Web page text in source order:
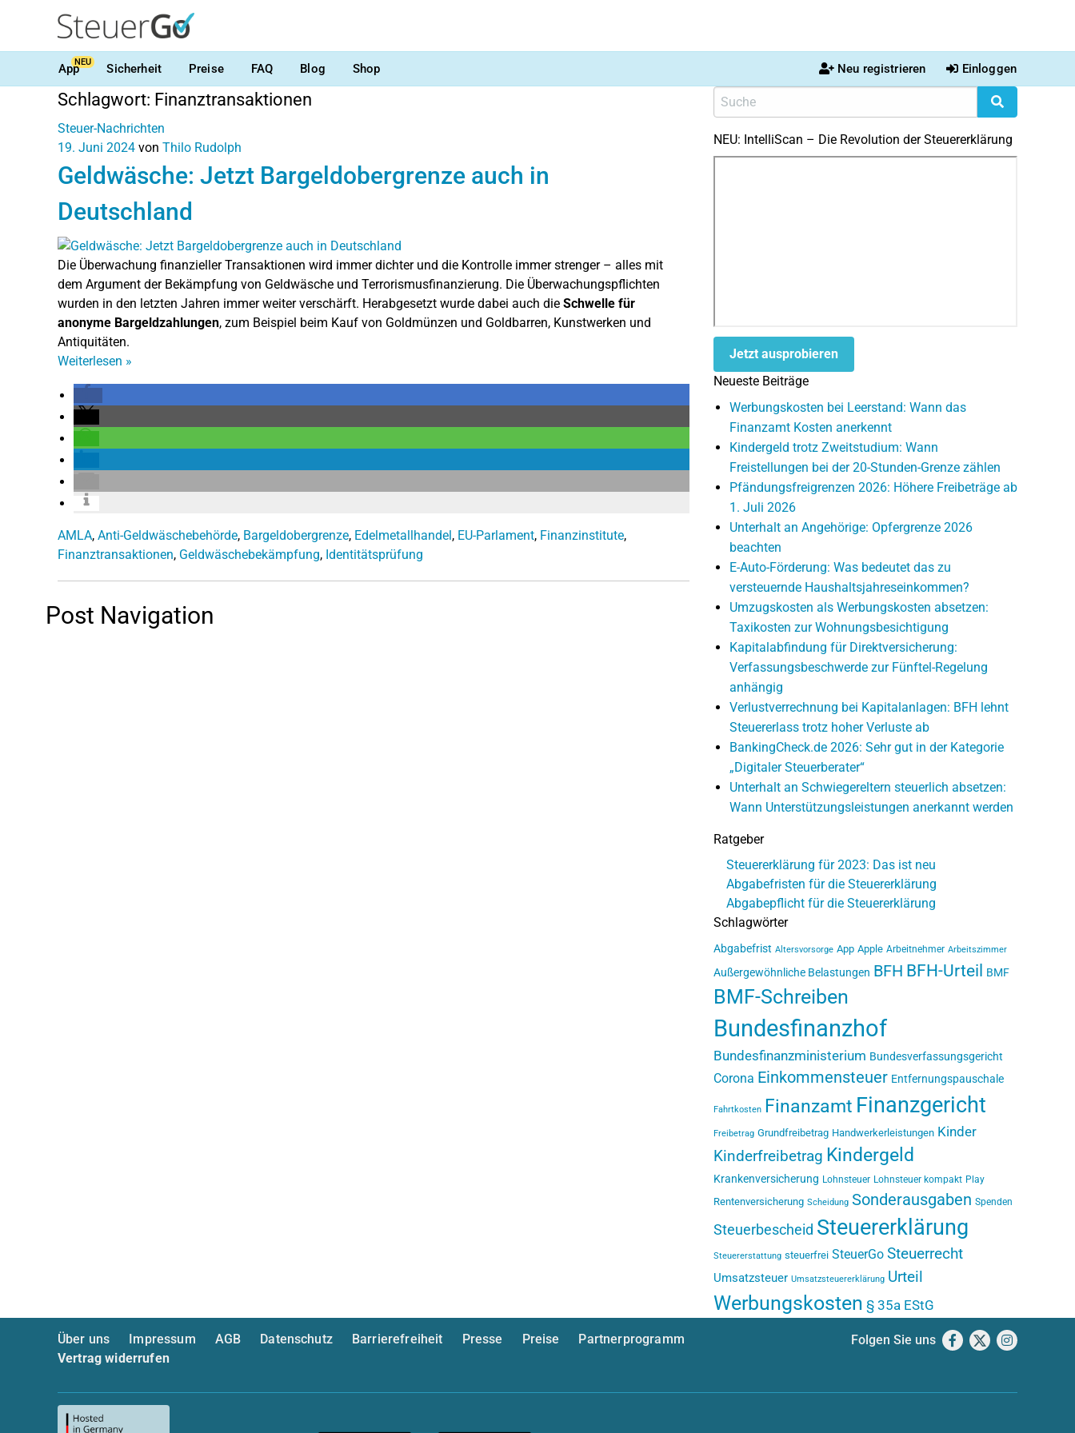
AppNEU Sicherheit Preise FAQ Blog Shop Neu registrieren Einloggen
Schlagwort: Finanztransaktionen
Steuer-Nachrichten
19. Juni 2024 von Thilo Rudolph
Geldwäsche: Jetzt Bargeldobergrenze auch in
Deutschland
Die Überwachung finanzieller Transaktionen wird immer dichter und die Kontrolle immer strenger – alles mit
dem Argument der Bekämpfung von Geldwäsche und Terrorismusfinanzierung. Die Überwachungspflichten
wurden in den letzten Jahren immer weiter verschärft. Herabgesetzt wurde dabei auch die Schwelle für
anonyme Bargeldzahlungen, zum Beispiel beim Kauf von Goldmünzen und Goldbarren, Kunstwerken und
Antiquitäten.
Weiterlesen »
AMLA, Anti-Geldwäschebehörde, Bargeldobergrenze, Edelmetallhandel, EU-Parlament, Finanzinstitute,
Finanztransaktionen, Geldwäschebekämpfung, Identitätsprüfung
Post Navigation
NEU: IntelliScan – Die Revolution der Steuererklärung
Jetzt ausprobieren
Neueste Beiträge
Werbungskosten bei Leerstand: Wann das
Finanzamt Kosten anerkennt
Kindergeld trotz Zweitstudium: Wann
Freistellungen bei der 20-Stunden-Grenze zählen
Pfändungsfreigrenzen 2026: Höhere Freibeträge ab
1. Juli 2026
Unterhalt an Angehörige: Opfergrenze 2026
beachten
E-Auto-Förderung: Was bedeutet das zu
versteuernde Haushaltsjahreseinkommen?
Umzugskosten als Werbungskosten absetzen:
Taxikosten zur Wohnungsbesichtigung
Kapitalabfindung für Direktversicherung:
Verfassungsbeschwerde zur Fünftel-Regelung
anhängig
Verlustverrechnung bei Kapitalanlagen: BFH lehnt
Steuererlass trotz hoher Verluste ab
BankingCheck.de 2026: Sehr gut in der Kategorie
„Digitaler Steuerberater“
Unterhalt an Schwiegereltern steuerlich absetzen:
Wann Unterstützungsleistungen anerkannt werden
Ratgeber
Steuererklärung für 2023: Das ist neu
Abgabefristen für die Steuererklärung
Abgabepflicht für die Steuererklärung
Schlagwörter
Abgabefrist Altersvorsorge App Apple Arbeitnehmer Arbeitszimmer
Außergewöhnliche Belastungen BFH BFH-Urteil BMF
BMF-Schreiben
Bundesfinanzhof
Bundesfinanzministerium Bundesverfassungsgericht
Corona Einkommensteuer Entfernungspauschale
Fahrtkosten Finanzamt Finanzgericht
Freibetrag Grundfreibetrag Handwerkerleistungen Kinder
Kinderfreibetrag Kindergeld
Krankenversicherung Lohnsteuer Lohnsteuer kompakt Play
Rentenversicherung Scheidung Sonderausgaben Spenden
Steuerbescheid Steuererklärung
Steuererstattung steuerfrei SteuerGo Steuerrecht
Umsatzsteuer Umsatzsteuererklärung Urteil
Werbungskosten § 35a EStG
Über uns Impressum AGB Datenschutz Barrierefreiheit Presse Preise
Partnerprogramm
Vertrag widerrufen
Folgen Sie uns Facebook
X Instagram